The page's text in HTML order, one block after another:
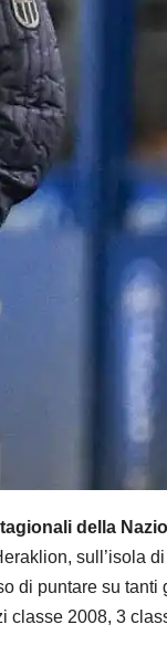
della
sull’isola
di puntare su
2008, 3